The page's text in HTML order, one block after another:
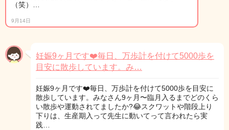
（笑）…
9月14日
妊娠9ヶ月です❤️毎日、万歩計を付けて5000歩を
目安に散歩しています。み…
妊娠9ヶ月です❤️毎日、万歩計を付けて5000歩を目安に
散歩しています。みなさん9ヶ月〜臨月入るまでどのくら
い散歩や運動されてましたか?😂スクワットや階段上り
下りは、生産期入って先生に動いてって言われたら実
践…